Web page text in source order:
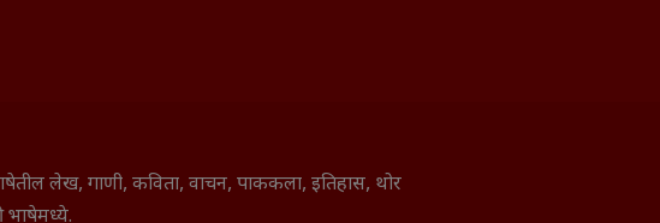
लेख, गाणी, कविता, वाचन, पाककला, इतिहास, थोर